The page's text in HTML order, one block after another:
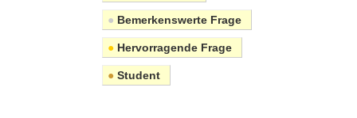
● Bemerkenswerte Frage
● Hervorragende Frage
● Student